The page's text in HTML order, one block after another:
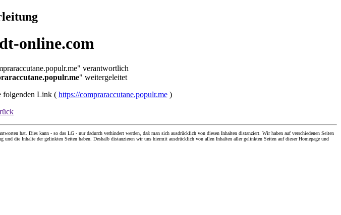
online.com
verantwortlich
" weitergeleitet
folgenden Link ( https://compraraccutane.populr.me)
hat. Dies kann - so das LG - nur dadurch verhindert werden, daß man sich ausdrücklich von diesen Inhalten distanziert. Wir haben auf verschiedenen Seiten
die Inhalte der gelinkten Seiten haben. Deshalb distanzieren wir uns hiermit ausdrücklich von allen Inhalten aller gelinkten Seiten auf dieser Homepage und